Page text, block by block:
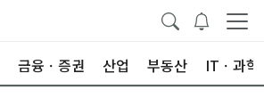
금융ㆍ증권 산업 부동산 ITㆍ과학